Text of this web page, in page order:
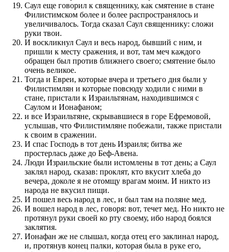
Саул еще говорил к священнику, как смятение в стане
Филистимском более и более распространялось и
увеличивалось. Тогда сказал Саул священнику: сложи
руки твои.
И воскликнул Саул и весь народ, бывший с ним, и
пришли к месту сражения, и вот, там меч каждого
обращен был против ближнего своего; смятение было
очень великое.
Тогда и Евреи, которые вчера и третьего дня были у
Филистимлян и которые повсюду ходили с ними в
стане, пристали к Израильтянам, находившимся с
Саулом и Ионафаном;
и все Израильтяне, скрывавшиеся в горе Ефремовой,
услышав, что Филистимляне побежали, также пристали
к своим в сражении.
И спас Господь в тот день Израиля; битва же
простерлась даже до Беф-Авена.
Люди Израильские были истомлены в тот день; а Саул
заклял народ, сказав: проклят, кто вкусит хлеба до
вечера, доколе я не отомщу врагам моим. И никто из
народа не вкусил пищи.
И пошел весь народ в лес, и был там на поляне мед.
И вошел народ в лес, говоря: вот, течет мед. Но никто не
протянул руки своей ко рту своему, ибо народ боялся
заклятия.
Ионафан же не слышал, когда отец его заклинал народ,
и, протянув конец палки, которая была в руке его,